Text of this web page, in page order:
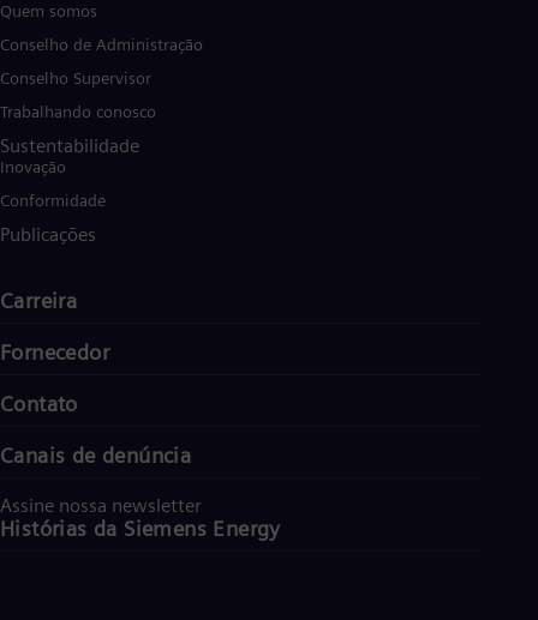
Quem somos
Conselho de Administração
Conselho Supervisor
Trabalhando conosco
Sustentabilidade
Inovação
Conformidade
Publicações
Carreira
Fornecedor
Contato
Canais de denúncia
Assine nossa newsletter
Histórias da Siemens Energy